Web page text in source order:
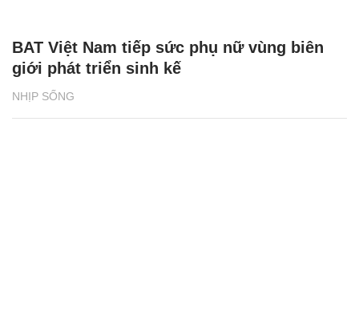
NHỊP SỐNG
BAT Việt Nam tiếp sức phụ nữ vùng biên
giới phát triển sinh kế